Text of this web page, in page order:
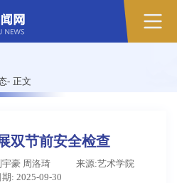
- 正文
双节前安全检查
豪 周洛琦
来源:艺术学院
期: 2025-09-30